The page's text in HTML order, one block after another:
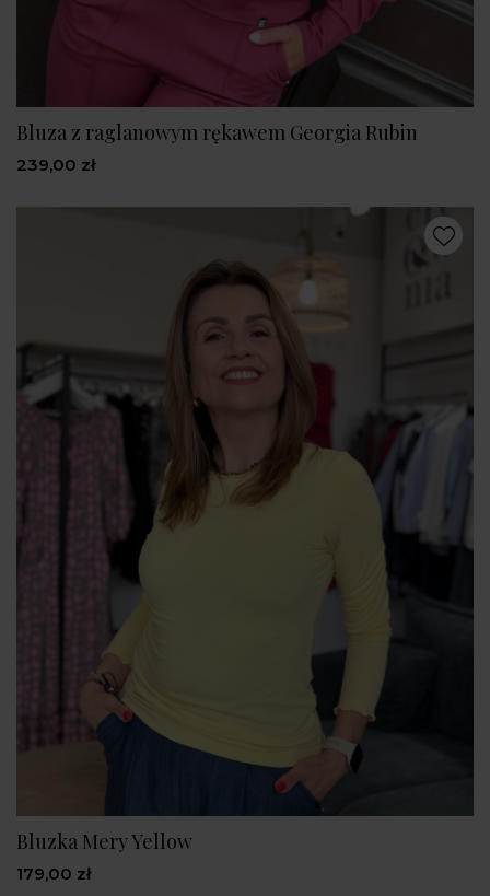
Bluza z raglanowym rękawem Georgia Rubin
239,00 zł
Bluzka Mery Yellow
179,00 zł